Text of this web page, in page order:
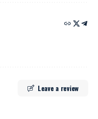
Leave a review